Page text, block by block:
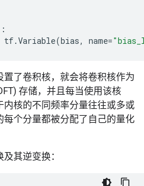
tf.Variable(bias, name=
了卷积核，就会将卷积核作为
存储，并且每当使用该核
核的不同频率分量往往或多或
个分量都被分配了自己的量化
其逆变换：